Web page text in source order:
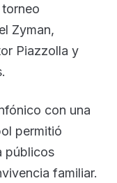
Zyman,
Piazzolla y
con una
permitió
públicos
familiar.